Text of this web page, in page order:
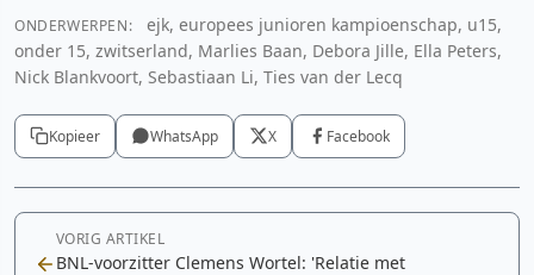
ONDERWERPEN:
ejk, europees junioren kampioenschap, u15,
onder 15, zwitserland, Marlies Baan, Debora Jille, Ella Peters,
Nick Blankvoort, Sebastiaan Li, Ties van der Lecq
Kopieer WhatsApp X Facebook
VORIG ARTIKEL
BNL-voorzitter Clemens Wortel: 'Relatie met